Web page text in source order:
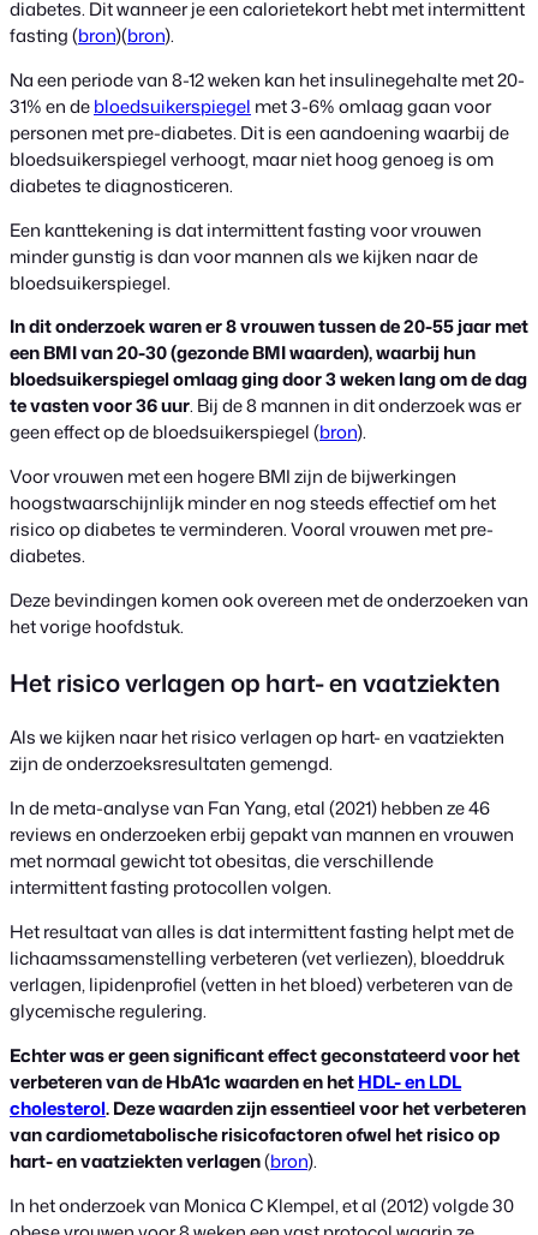
diabetes. Dit wanneer je een calorietekort hebt met intermittent
fasting (bron)(bron).
Na een periode van 8-12 weken kan het insulinegehalte met 20-
31% en debloedsuikerspiegel met 3-6% omlaag gaan voor
personen met pre-diabetes. Dit is een aandoening waarbij de
bloedsuikerspiegel verhoogt, maar niet hoog genoeg is om
diabetes te diagnosticeren.
Een kanttekening is dat intermittent fasting voor vrouwen
minder gunstig is dan voor mannen als we kijken naar de
bloedsuikerspiegel.
In dit onderzoek waren er 8 vrouwen tussen de 20-55 jaar met
een BMI van 20-30 (gezonde BMI waarden), waarbij hun
bloedsuikerspiegel omlaag ging door 3 weken lang om de dag
te vasten voor 36 uur. Bij de 8 mannen in dit onderzoek was er
geen effect op de bloedsuikerspiegel (bron).
Voor vrouwen met een hogere BMI zijn de bijwerkingen
hoogstwaarschijnlijk minder en nog steeds effectief om het
risico op diabetes te verminderen. Vooral vrouwen met pre-
diabetes.
Deze bevindingen komen ook overeen met de onderzoeken van
het vorige hoofdstuk.
Het risico verlagen op hart- en vaatziekten
Als we kijken naar het risico verlagen op hart- en vaatziekten
zijn de onderzoeksresultaten gemengd.
In de meta-analyse van Fan Yang, etal (2021) hebben ze 46
reviews en onderzoeken erbij gepakt van mannen en vrouwen
met normaal gewicht tot obesitas, die verschillende
intermittent fasting protocollen volgen.
Het resultaat van alles is dat intermittent fasting helpt met de
lichaamssamenstelling verbeteren (vet verliezen), bloeddruk
verlagen, lipidenprofiel (vetten in het bloed) verbeteren van de
glycemische regulering.
Echter was er geen significant effect geconstateerd voor het
verbeteren van de HbA1c waarden en hetHDL- en LDL
cholesterol. Deze waarden zijn essentieel voor het verbeteren
van cardiometabolische risicofactoren ofwel het risico op
hart- en vaatziekten verlagen(bron).
In het onderzoek van Monica C Klempel, et al (2012) volgde 30